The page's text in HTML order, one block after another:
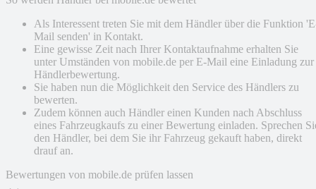
Als Interessent treten Sie mit dem Händler über die Funktion
Mail senden' in Kontakt.
Eine gewisse Zeit nach Ihrer Kontaktaufnahme erhalten Sie
unter Umständen von mobile.de per E-Mail eine Einladung zur
Händlerbewertung.
Sie haben nun die Möglichkeit den Service des Händlers zu
bewerten.
Zudem können auch Händler einen Kunden nach Abschluss
eines Fahrzeugkaufs zu einer Bewertung einladen. Sprechen
den Händler, bei dem Sie ihr Fahrzeug gekauft haben, direkt
drauf an.
Bewertungen von mobile.de prüfen lassen